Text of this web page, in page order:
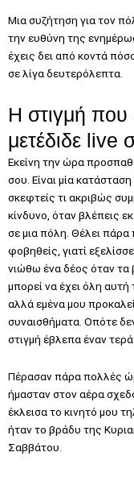
Μια συζήτηση για τον
την ευθύνη της
έχεις δει από κοντά
σε λίγα δευτερόλεπτα.
Η στιγμή
μετέδιδε live
Εκείνη την ώρα
σου. Είναι μία
σκεφτείς τι ακριβώς
κίνδυνο, όταν βλέπεις
σε μια πόλη. Θέλει
φοβηθείς, γιατί
νιώθω ένα δέος όταν τα
μπορεί να έχει όλη
αλλά εμένα μου
συναισθήματα. Οπότε
στιγμή έβλεπα έναν
Πέρασαν πάρα πολλές
ήμασταν στον αέρα
έκλεισα το κινητό μου
ήταν το βράδυ της
Σαββάτου.